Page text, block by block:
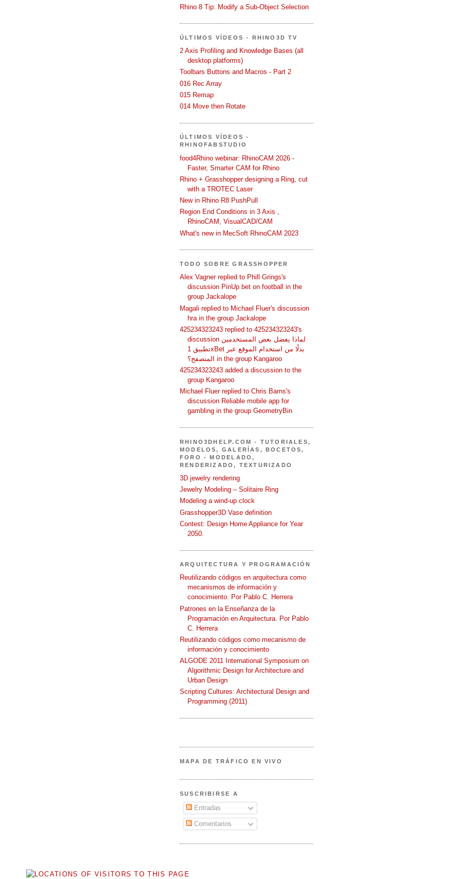
Rhino 8 Tip: Modify a Sub-Object Selection
ÚLTIMOS VÍDEOS - RHINO3D TV
2 Axis Profiling and Knowledge Bases (all
desktop platforms)
Toolbars Buttons and Macros - Part 2
016 Rec Array
015 Remap
014 Move then Rotate
ÚLTIMOS VÍDEOS -
RHINOFABSTUDIO
food4Rhino webinar: RhinoCAM 2026 -
Faster, Smarter CAM for Rhino
Rhino + Grasshopper designing a Ring, cut
with a TROTEC Laser
New in Rhino R8 PushPull
Region End Conditions in 3 Axis ,
RhinoCAM, VisualCAD/CAM
What's new in MecSoft RhinoCAM 2023
TODO SOBRE GRASSHOPPER
Alex Vagner replied to Phill Grings's
discussion PinUp bet on football in the
group Jackalope
Magali replied to Michael Fluer's discussion
hra in the group Jackalope
425234323243 replied to 425234323243's
discussion لماذا يفضل بعض المستخدمين
تطبيق 1xBet بدلًا من استخدام الموقع عبر
المتصفح؟ in the group Kangaroo
425234323243 added a discussion to the
group Kangaroo
Michael Fluer replied to Chris Barns's
discussion Reliable mobile app for
gambling in the group GeometryBin
RHINO3DHELP.COM - TUTORIALES,
MODELOS, GALERÍAS, BOCETOS,
FORO - MODELADO,
RENDERIZADO, TEXTURIZADO
3D jewelry rendering
Jewelry Modeling – Solitaire Ring
Modeling a wind-up clock
Grasshopper3D Vase definition
Contest: Design Home Appliance for Year
2050.
ARQUITECTURA Y PROGRAMACIÓN
Reutilizando códigos en arquitectura como
mecanismos de información y
conocimiento. Por Pablo C. Herrera
Patrones en la Enseñanza de la
Programación en Arquitectura. Por Pablo
C. Herrera
Reutilizando códigos como mecanismo de
información y conocimiento
ALGODE 2011 International Symposium on
Algorithmic Design for Architecture and
Urban Design
Scripting Cultures: Architectural Design and
Programming (2011)
SUSCRIBIRSE A
Entradas
Comentarios